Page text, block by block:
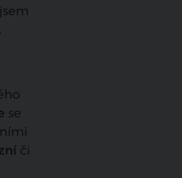
se
či